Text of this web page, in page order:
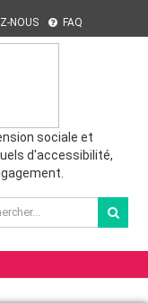
NOUS FAQ
sociale et
d'accessibilité,